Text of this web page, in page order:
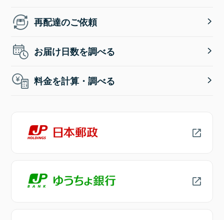
再配達のご依頼
お届け日数を調べる
料金を計算・調べる